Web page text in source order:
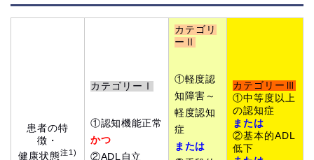
患者の特
徴・
健康状態注1)
カテゴリーⅠ
①認知機能正常
かつ
②ADL自立
カテゴリ
ーⅡ
①軽度認
知障害～
軽度認知
症
または
カテゴリーⅢ
①中等度以上
の認知症
または
②基本的ADL
低下